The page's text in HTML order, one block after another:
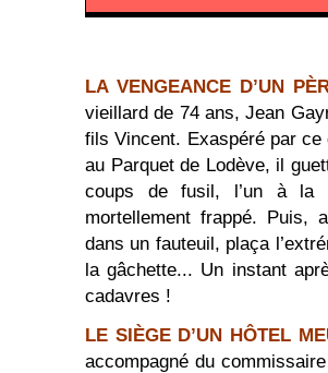
LA VENGEANCE D’UN
vieillard de 74 ans, Jean
fils Vincent. Exaspéré par
au Parquet de Lodève, il
coups de fusil, l’un à la
mortellement frappé. Puis,
dans un fauteuil, plaça
la gâchette... Un instant
cadavres !
LE SIÈGE D’UN HÔTEL
accompagné du